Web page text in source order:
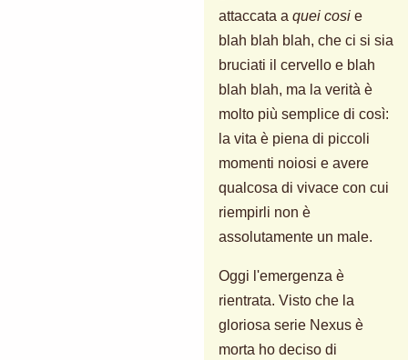
attaccata a quei cosi e
blah blah blah, che ci si sia
bruciati il cervello e blah
blah blah, ma la verità è
molto più semplice di così:
la vita è piena di piccoli
momenti noiosi e avere
qualcosa di vivace con cui
riempirli non è
assolutamente un male.
Oggi l'emergenza è
rientrata. Visto che la
gloriosa serie Nexus è
morta ho deciso di